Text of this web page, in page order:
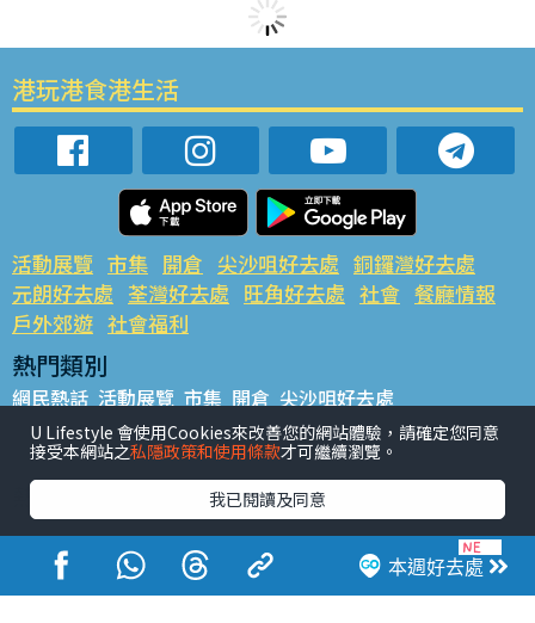
本週好去處
港玩港食港生活
活動展覽 市集 開倉 尖沙咀好去處 銅鑼灣好去處
元朗好去處 荃灣好去處 旺角好去處 社會 餐廳情報
戶外郊遊 社會福利
熱門類別
網民熱話 活動展覽 市集 開倉 尖沙咀好去處
銅鑼灣好去處 元朗好去處 荃灣好去處 旺角好去處 社會
餐廳情報 戶外郊遊
熱門標籤
#UGO搵好去處 #人氣活動推介 #美食社群熱話
#親子玩樂好去處
#ULifestyle應用程式
#限時搶
#UJetso禮物放送
#ULifestyle商戶中心 #著數 #網絡熱話
U Lifestyle 會使用Cookies來改善您的網站體驗，請確定您同意
接受本網站之私隱政策和使用條款才可繼續瀏覽。
我已閱讀及同意